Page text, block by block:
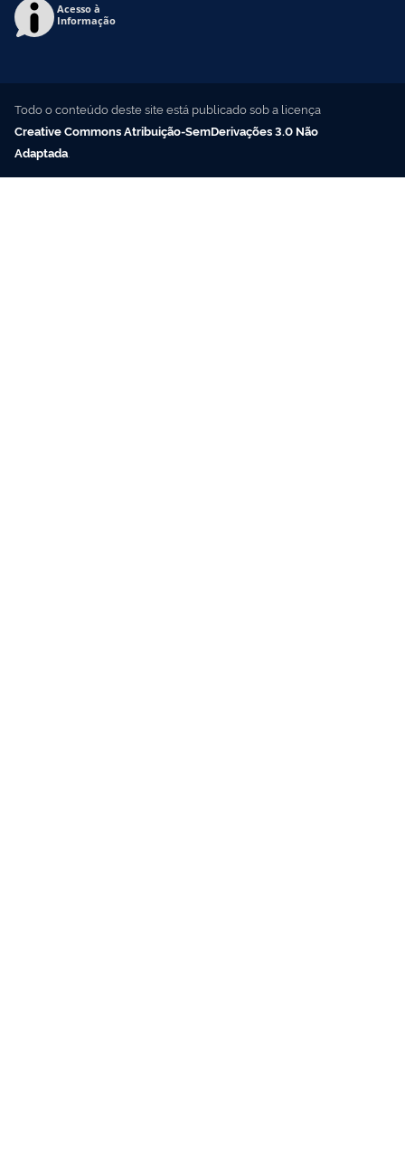
Acesso à
Informação
Todo o conteúdo deste site está publicado sob a licença
Creative Commons Atribuição-SemDerivações 3.0 Não
Adaptada